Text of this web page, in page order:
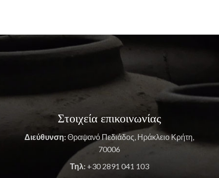
Στοιχεία επικοινωνίας
Διεύθυνση:Θραψανό Πεδιάδος, Ηράκλειο Κρήτη,
70006
Τηλ: +30 2891 041 103